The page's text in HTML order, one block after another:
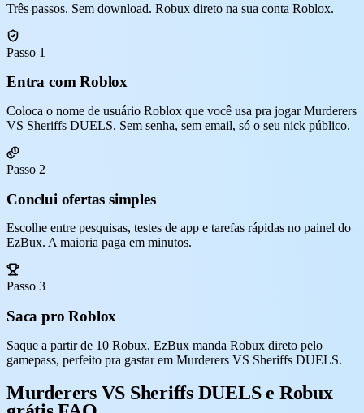
Três passos. Sem download. Robux direto na sua conta Roblox.
Passo 1
Entra com Roblox
Coloca o nome de usuário Roblox que você usa pra jogar Murderers
VS Sheriffs DUELS. Sem senha, sem email, só o seu nick público.
Passo 2
Conclui ofertas simples
Escolhe entre pesquisas, testes de app e tarefas rápidas no painel do
EzBux. A maioria paga em minutos.
Passo 3
Saca pro Roblox
Saque a partir de 10 Robux. EzBux manda Robux direto pelo
gamepass, perfeito pra gastar em Murderers VS Sheriffs DUELS.
Murderers VS Sheriffs DUELS e Robux